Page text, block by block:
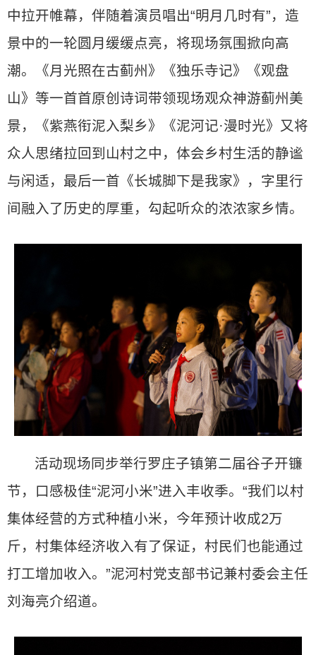
中拉开帷幕，伴随着演员唱出“明月几时有”，造
景中的一轮圆月缓缓点亮，将现场氛围掀向高
潮。《月光照在古蓟州》《独乐寺记》《观盘
山》等一首首原创诗词带领现场观众神游蓟州美
景，《紫燕衔泥入梨乡》《泥河记·漫时光》又将
众人思绪拉回到山村之中，体会乡村生活的静谧
与闲适，最后一首《长城脚下是我家》，字里行
间融入了历史的厚重，勾起听众的浓浓家乡情。
活动现场同步举行罗庄子镇第二届谷子开镰
节，口感极佳“泥河小米”进入丰收季。“我们以村
集体经营的方式种植小米，今年预计收成2万
斤，村集体经济收入有了保证，村民们也能通过
打工增加收入。”泥河村党支部书记兼村委会主任
刘海亮介绍道。